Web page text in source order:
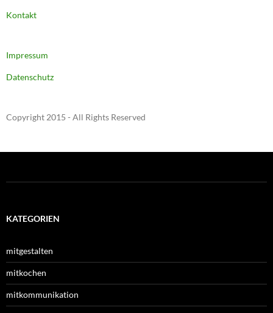
Kontakt
Impressum
Datenschutz
Copyright 2015 - All Rights Reserved
KATEGORIEN
mitgestalten
mitkochen
mitkommunikation